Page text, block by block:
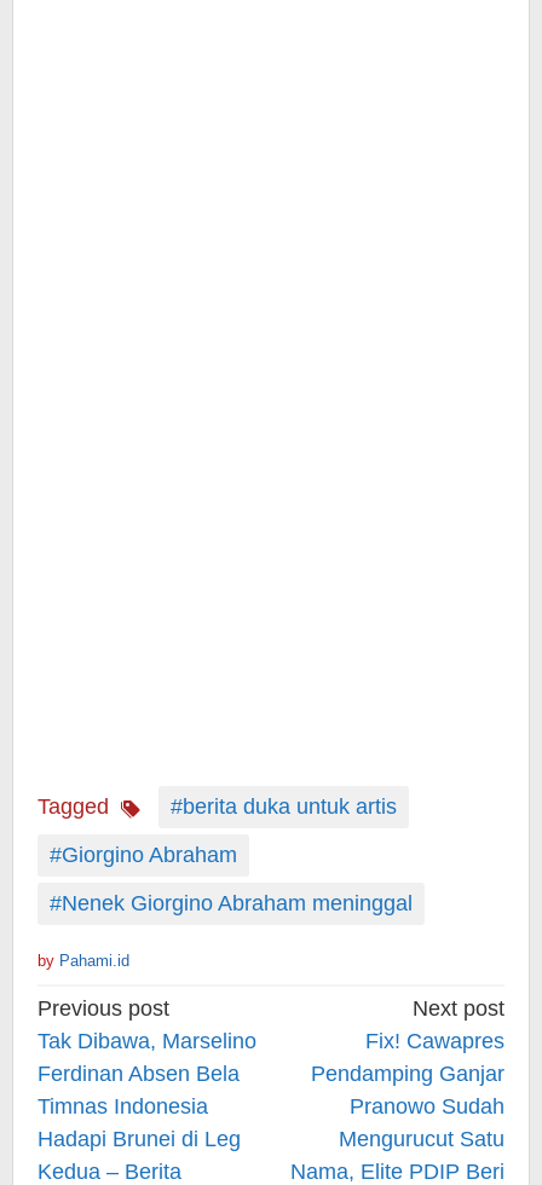
Tagged
#berita duka untuk artis
#Giorgino Abraham
#Nenek Giorgino Abraham meninggal
by Pahami.id
Post
navigation
Previous post
Tak Dibawa, Marselino
Ferdinan Absen Bela
Timnas Indonesia
Hadapi Brunei di Leg
Kedua – Berita
Next post
Fix! Cawapres
Pendamping Ganjar
Pranowo Sudah
Mengurucut Satu
Nama, Elite PDIP Beri